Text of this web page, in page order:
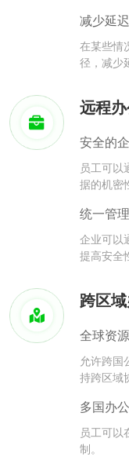
减少延迟
在某些情
径，减少
远程
安全的
员工可以
据的机密
统一管理
企业可以
提高安全
跨区
全球资
允许跨国
持跨区域
多国办
员工可以
制。